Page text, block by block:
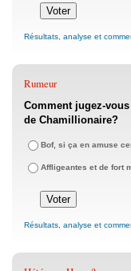
Résultats, analyse et
Rumeur
Comment jugez-
de Chamillionaire?
Bof, si ça en amuse
Affligeantes et de fort
Résultats, analyse et